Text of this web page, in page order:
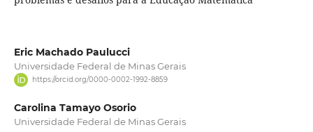
Eric Machado Paulucci
Universidade Federal de Minas Gerais
https://orcid.org/0000-0002-1992-8859
Carolina Tamayo Osorio
Universidade Federal de Minas Gerais